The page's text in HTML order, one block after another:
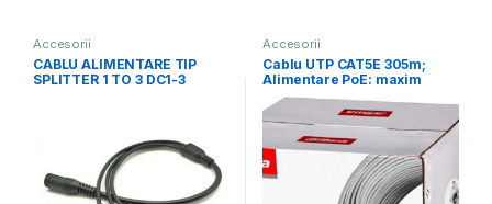
Accesorii
CABLU ALIMENTARE TIP
SPLITTER 1 TO 3 DC1-3
Accesorii
Cablu UTP CAT5E 305m;
Alimentare PoE: maxim
160m, conductor: 0.45*